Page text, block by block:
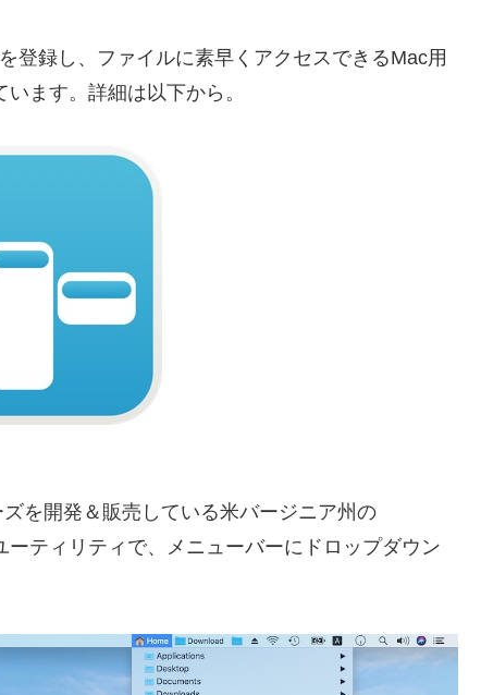
録し、ファイルに素早くアクセスできるMac用
ます。詳細は以下から。
を開発＆販売している米バージニア州の
ティリティで、メニューバーにドロップダウン